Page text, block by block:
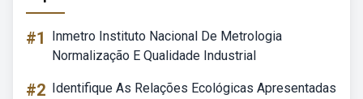
#1
Inmetro Instituto Nacional De Metrologia
Normalização E Qualidade Industrial
#2 Identifique As Relações Ecológicas Apresentadas